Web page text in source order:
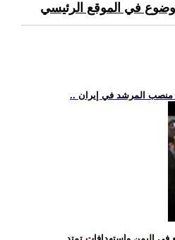
في الموقع الرئيسي
منصب المرشد في إيران